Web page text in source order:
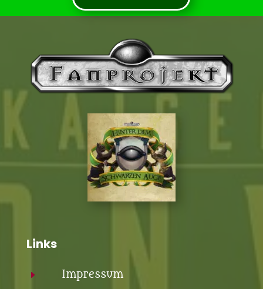
Links
E Impressum